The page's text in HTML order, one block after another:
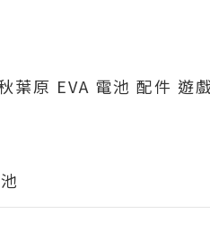
葉原 EVA 電池 配件 遊